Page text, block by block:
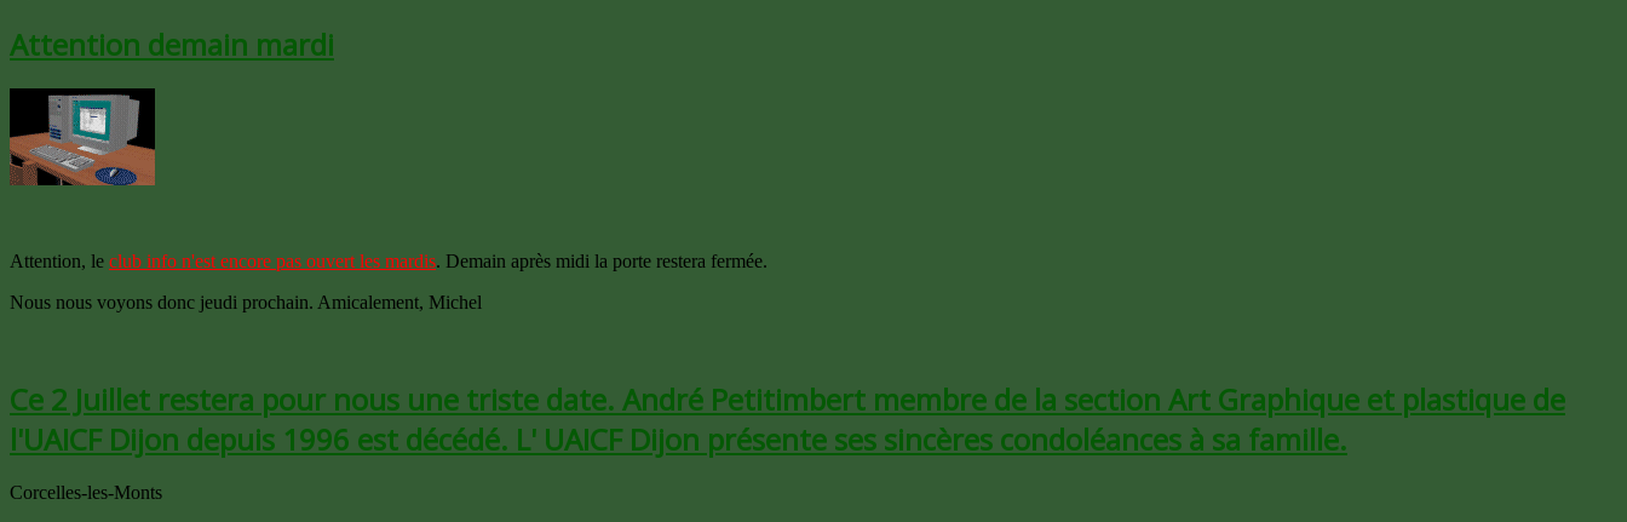
Attention demain mardi
Attention, le club info n'est encore pas ouvert les mardis. Demain après midi la porte restera fermée.
Nous nous voyons donc jeudi prochain. Amicalement, Michel
Ce 2 Juillet restera pour nous une triste date. André Petitimbert membre de la section Art Graphique et plastique de
l'UAICF Dijon depuis 1996 est décédé. L' UAICF Dijon présente ses sincères condoléances à sa famille.
Corcelles-les-Monts